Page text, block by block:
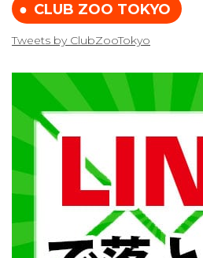
CLUB ZOO TOKYO
Tweets by ClubZooTokyo